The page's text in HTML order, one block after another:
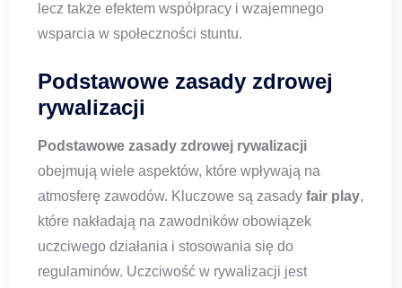
lecz także efektem współpracy i wzajemnego
wsparcia w społeczności stuntu.
Podstawowe zasady zdrowej
rywalizacji
Podstawowe zasady zdrowej rywalizacji
obejmują wiele aspektów, które wpływają na
atmosferę zawodów. Kluczowe są zasady fair play,
które nakładają na zawodników obowiązek
uczciwego działania i stosowania się do
regulaminów. Uczciwość w rywalizacji jest